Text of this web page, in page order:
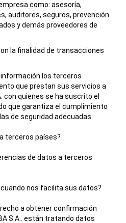
como: asesoría,
auditores, seguros, prevención
y demás proveedores de
la finalidad de transacciones
los terceros
que prestan sus servicios a
con quienes se ha suscrito el
que garantiza el cumplimiento
de seguridad adecuadas
terceros países?
de datos a terceros
nos facilita sus datos?
a obtener confirmación
S.A. . están tratando datos